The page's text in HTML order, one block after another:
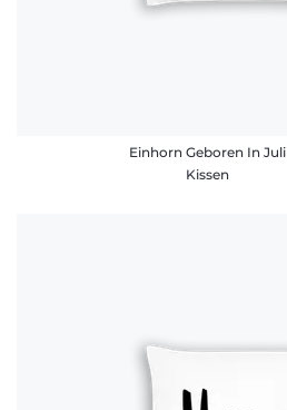
Einhorn Geboren In Juli
Kissen